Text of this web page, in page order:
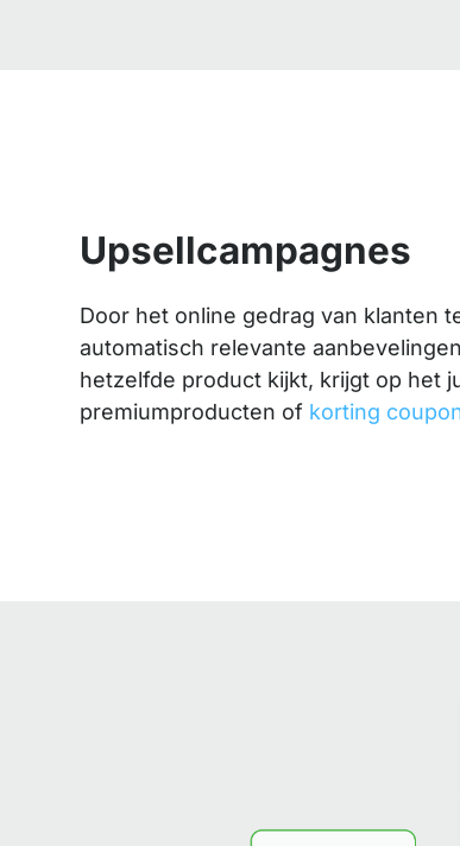
Upsellcampagnes
Door het online gedrag van klanten
automatisch relevante
hetzelfde product kijkt, krijgt op het
premiumproducten of korting